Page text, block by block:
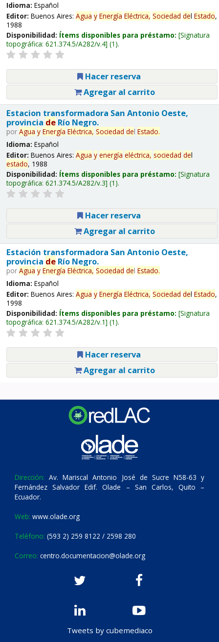
Idioma: Español
Editor: Buenos Aires: Agua y Energía Eléctrica, Sociedad del Estado,
1988
Disponibilidad: Ítems disponibles para préstamo: Signatura
topográfica: 621.374.5/A282/v.4 (1).
Hacer reserva
Agregar al carrito
Estacion transformadora San Antonio Oeste,
provincia deRío Negro.
por Agua y Energía Eléctrica, Sociedad del Estado.
Idioma: Español
Editor: Buenos Aires: Agua y energía eléctrica, sociedad del
estado, 1988
Disponibilidad: Ítems disponibles para préstamo: Signatura
topográfica: 621.374.5/A282/v.3 (1).
Hacer reserva
Agregar al carrito
Estación transformadora San Antonio Oeste,
provincia deRío Negro.
por Agua y Energía Eléctrica, Sociedad del Estado.
Idioma: Español
Editor: Buenos Aires: Agua y Energía Eléctrica, Sociedad del Estado,
1998
Disponibilidad: Ítems disponibles para préstamo: Signatura
topográfica: 621.374.5/A282/v.1 (1).
Hacer reserva
Agregar al carrito
Dirección: Av. Mariscal Antonio José de Sucre N58-63 y
Fernández Salvador Edif. Olade – San Carlos, Quito –
Ecuador.
Web: www.olade.org
Teléfono: (593 2) 259 8122 / 2598 280
Correo: centro.documentacion@olade.org
Tweets by cubemediaco